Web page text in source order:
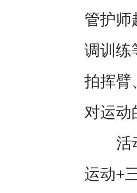
管护师
调训练
拍挥臂
对运动
活动
运动+